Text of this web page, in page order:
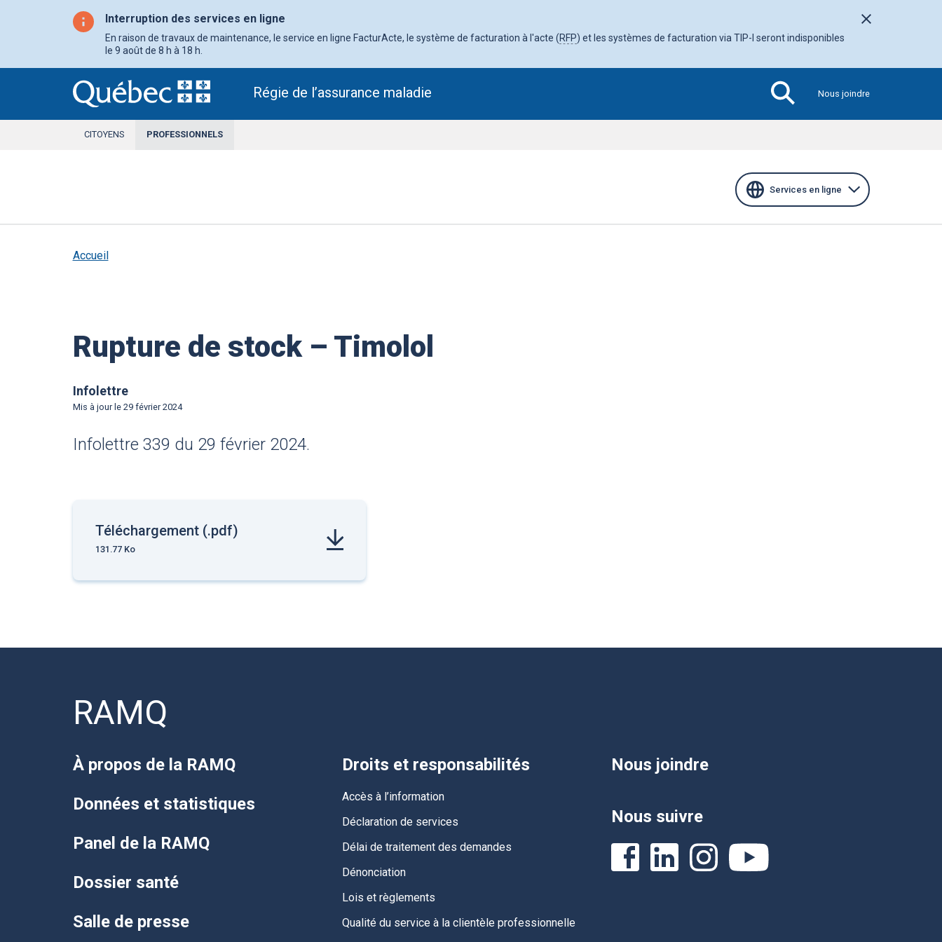
Fermer l'avis
Interruption des services en ligne
En raison de travaux de maintenance, le service en ligne FacturActe, le système de facturation à l'acte (RFP) et les systèmes de facturation via TIP-I seront indisponibles
le 9 août de 8 h à 18 h.
Régie de l’assurance maladie Nous joindre
CITOYENS PROFESSIONNELSSECTION
Services en ligne
Section
active
Accueil
Rupture de stock – Timolol
Infolettre
Mis à jour le29 février 2024
Infolettre 339 du 29 février 2024.
Téléchargement (.pdf)
131.77 Ko
RAMQ
À propos de la RAMQ
Données et statistiques
Panel de la RAMQ
Dossier santé
Salle de presse
Droits et responsabilités
Accès à l’information
Déclaration de services
Délai de traitement des demandes
Dénonciation
Lois et règlements
Qualité du service à la clientèle professionnelle
Nous joindre
Nous suivre